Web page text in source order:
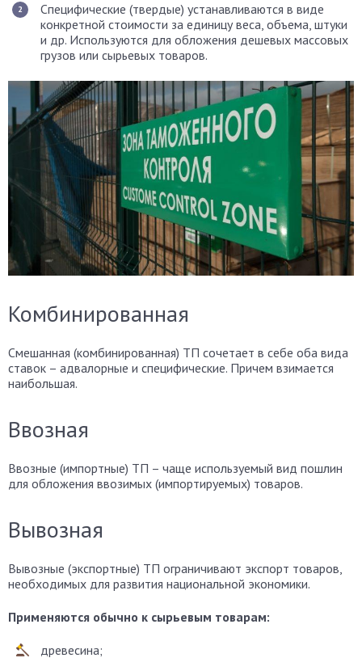
Специфические (твердые) устанавливаются в виде
конкретной стоимости за единицу веса, объема, штуки
и др. Используются для обложения дешевых массовых
грузов или сырьевых товаров.
Комбинированная
Смешанная (комбинированная) ТП сочетает в себе оба вида
ставок – адвалорные и специфические. Причем взимается
наибольшая.
Ввозная
Ввозные (импортные) ТП – чаще используемый вид пошлин
для обложения ввозимых (импортируемых) товаров.
Вывозная
Вывозные (экспортные) ТП ограничивают экспорт товаров,
необходимых для развития национальной экономики.
Применяются обычно к сырьевым товарам:
древесина;